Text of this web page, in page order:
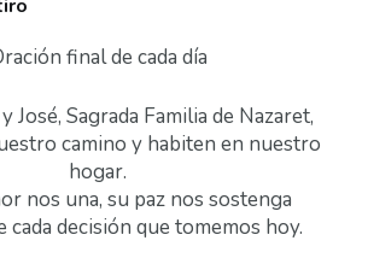
final de cada día
José, Sagrada Familia de Nazaret,
camino y habiten en nuestro
hogar.
nos una, su paz nos sostenga
cada decisión que tomemos hoy.